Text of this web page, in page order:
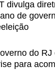
divulga
de
do
para